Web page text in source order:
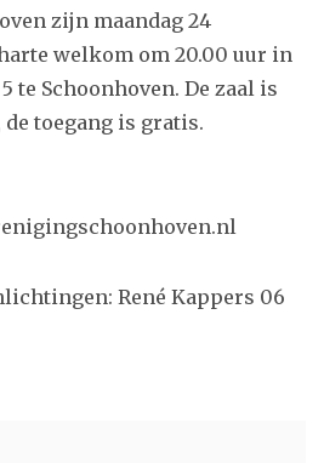
zijn maandag 24
welkom om 20.00 uur in
te Schoonhoven. De zaal is
de toegang is gratis.
René Kappers 06